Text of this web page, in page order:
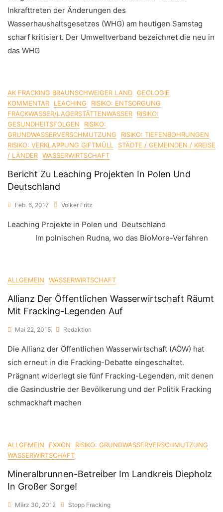
Inkrafttreten der Änderungen des
Wasserhaushaltsgesetzes (WHG) am heutigen Samstag
scharf kritisiert. Der Umweltverband bezeichnet die neu in
das WHG
AK FRACKING BRAUNSCHWEIGER LAND GEOLOGIE
KOMMENTAR
LEACHING
RISIKO: ENTSORGUNG
FRACKWASSER/LAGERSTÄTTENWASSER
RISIKO:
GESUNDHEITSFOLGEN
RISIKO:
GRUNDWASSERVERSCHMUTZUNG
RISIKO: TIEFENBOHRUNGEN
RISIKO: VERKLAPPUNG GIFTMÜLL
STÄDTE / GEMEINDEN / KREISE
/ LÄNDER WASSERWIRTSCHAFT
Bericht Zu Leaching Projekten In Polen Und
Deutschland
Feb. 6, 2017 Volker Fritz
Leaching Projekte in Polen und Deutschland
Im polnischen Rudna, wo das BioMore-Verfahren
ALLGEMEIN WASSERWIRTSCHAFT
Allianz Der Öffentlichen Wasserwirtschaft Räumt
Mit Fracking-Legenden Auf
Mai 22, 2015 Redaktion
Die Allianz der Öffentlichen Wasserwirtschaft (AÖW) hat
sich erneut in die Fracking-Debatte eingeschaltet.
Prägnant widerlegt sie fünf Fracking-Legenden, mit denen
die Gasindustrie der Bevölkerung und der Politik Fracking
schmackhaft machen
ALLGEMEIN EXXON
RISIKO: GRUNDWASSERVERSCHMUTZUNG
WASSERWIRTSCHAFT
Mineralbrunnen-Betreiber Im Landkreis Diepholz
In Großer Sorge!
März 30, 2012 Stopp Fracking